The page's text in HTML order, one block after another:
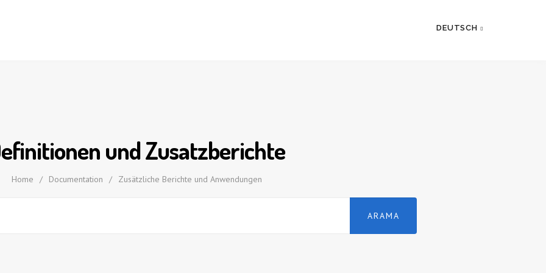
DEUTSCH
und Zusatzberichte
Home / Documentation / Zusätzliche Berichte und Anwendungen